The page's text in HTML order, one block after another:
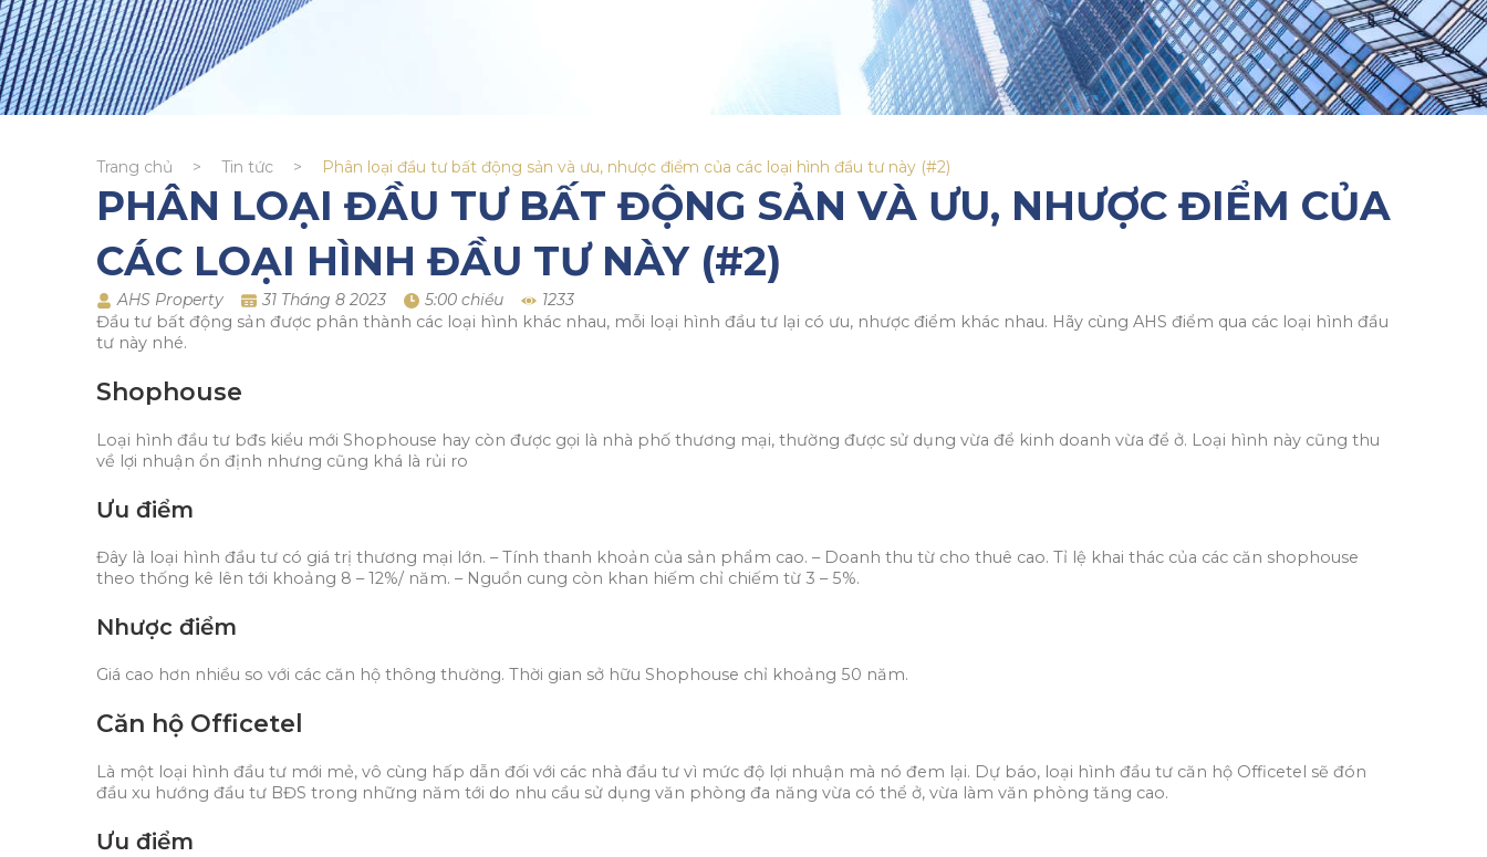
Trang chủ > Tin tức > Phân loại đầu tư bất động sản và ưu, nhược điểm của các loại hình đầu tư này (#2)
PHÂN LOẠI ĐẦU TƯ BẤT ĐỘNG SẢN VÀ ƯU, NHƯỢC ĐIỂM CỦA
CÁC LOẠI HÌNH ĐẦU TƯ NÀY (#2)
AHS Property 31 Tháng 8 2023 5:00 chiều
1233
Đầu tư bất động sản được phân thành các loại hình khác nhau, mỗi loại hình đầu tư lại có ưu, nhược điểm khác nhau. Hãy cùng AHS điểm qua các loại hình đầu
tư này nhé.
Shophouse
Loại hình đầu tư bđs kiểu mới Shophouse hay còn được gọi là nhà phố thương mại, thường được sử dụng vừa để kinh doanh vừa để ở. Loại hình này cũng thu
về lợi nhuận ổn định nhưng cũng khá là rủi ro
Ưu điểm
Đây là loại hình đầu tư có giá trị thương mại lớn. – Tính thanh khoản của sản phẩm cao. – Doanh thu từ cho thuê cao. Tỉ lệ khai thác của các căn shophouse
theo thống kê lên tới khoảng 8 – 12%/ năm. – Nguồn cung còn khan hiếm chỉ chiếm từ 3 – 5%.
Nhược điểm
Giá cao hơn nhiều so với các căn hộ thông thường. Thời gian sở hữu Shophouse chỉ khoảng 50 năm.
Căn hộ Officetel
Là một loại hình đầu tư mới mẻ, vô cùng hấp dẫn đối với các nhà đầu tư vì mức độ lợi nhuận mà nó đem lại. Dự báo, loại hình đầu tư căn hộ Officetel sẽ đón
đầu xu hướng đầu tư BĐS trong những năm tới do nhu cầu sử dụng văn phòng đa năng vừa có thể ở, vừa làm văn phòng tăng cao.
Ưu điểm